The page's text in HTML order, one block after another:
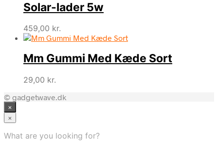
var:
172,00 kr..
er:
149,00 kr..
Solar-lader 5w
459,00 kr.
Mm Gummi Med Kæde Sort
29,00 kr.
© gadgetwave.dk
×
×
What are you looking for?